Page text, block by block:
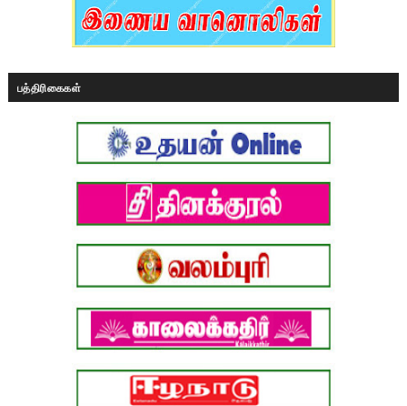
பத்திரிகைகள்